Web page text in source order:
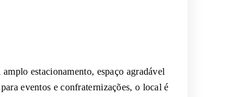
estacionamento, espaço agradável
eventos e confraternizações, o local é